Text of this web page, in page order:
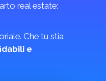
real estate:
Che tu stia
e